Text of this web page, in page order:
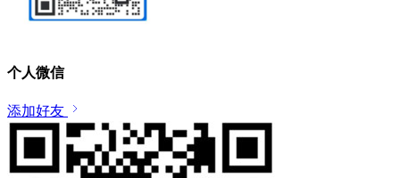
个人微信
添加好友